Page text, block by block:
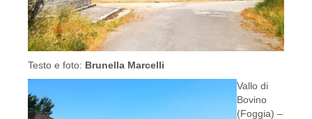
Testo e foto: Brunella Marcelli
Vallo di
Bovino
(Foggia) –